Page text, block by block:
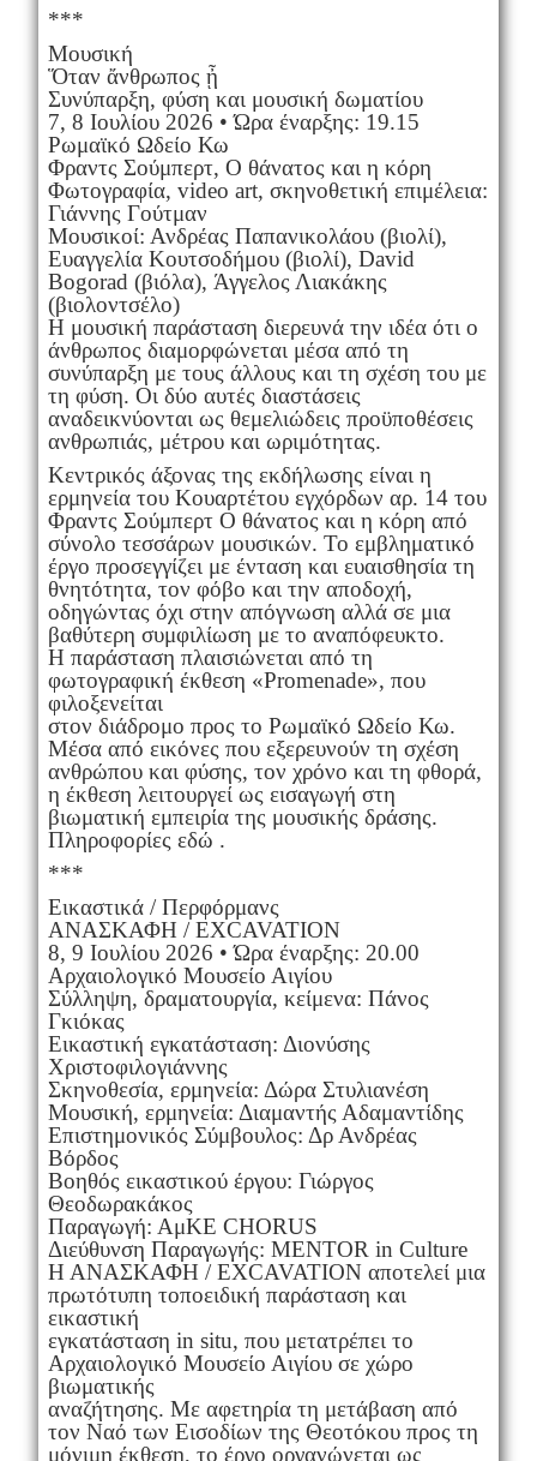
***
Μουσική
Ὅταν ἄνθρωπος ᾖ
Συνύπαρξη, φύση και μουσική δωματίου
7, 8 Ιουλίου 2026 • Ώρα έναρξης: 19.15
Ρωμαϊκό Ωδείο Κω
Φραντς Σούμπερτ, Ο θάνατος και η κόρη
Φωτογραφία, video art, σκηνοθετική επιμέλεια:
Γιάννης Γούτμαν
Μουσικοί: Ανδρέας Παπανικολάου (βιολί),
Ευαγγελία Κουτσοδήμου (βιολί), David
Bogorad (βιόλα), Άγγελος Λιακάκης
(βιολοντσέλο)
Η μουσική παράσταση διερευνά την ιδέα ότι ο
άνθρωπος διαμορφώνεται μέσα από τη
συνύπαρξη με τους άλλους και τη σχέση του με
τη φύση. Οι δύο αυτές διαστάσεις
αναδεικνύονται ως θεμελιώδεις προϋποθέσεις
ανθρωπιάς, μέτρου και ωριμότητας.
Κεντρικός άξονας της εκδήλωσης είναι η
ερμηνεία του Κουαρτέτου εγχόρδων αρ. 14 του
Φραντς Σούμπερτ Ο θάνατος και η κόρη από
σύνολο τεσσάρων μουσικών. Το εμβληματικό
έργο προσεγγίζει με ένταση και ευαισθησία τη
θνητότητα, τον φόβο και την αποδοχή,
οδηγώντας όχι στην απόγνωση αλλά σε μια
βαθύτερη συμφιλίωση με το αναπόφευκτο.
Η παράσταση πλαισιώνεται από τη
φωτογραφική έκθεση «Promenade», που
φιλοξενείται
στον διάδρομο προς το Ρωμαϊκό Ωδείο Κω.
Μέσα από εικόνες που εξερευνούν τη σχέση
ανθρώπου και φύσης, τον χρόνο και τη φθορά,
η έκθεση λειτουργεί ως εισαγωγή στη
βιωματική εμπειρία της μουσικής δράσης.
Πληροφορίες εδώ .
***
Εικαστικά / Περφόρμανς
ΑΝΑΣΚΑΦΗ / EXCAVATION
8, 9 Ιουλίου 2026 • Ώρα έναρξης: 20.00
Αρχαιολογικό Μουσείο Αιγίου
Σύλληψη, δραματουργία, κείμενα: Πάνος
Γκιόκας
Εικαστική εγκατάσταση: Διονύσης
Χριστοφιλογιάννης
Σκηνοθεσία, ερμηνεία: Δώρα Στυλιανέση
Μουσική, ερμηνεία: Διαμαντής Αδαμαντίδης
Επιστημονικός Σύμβουλος: Δρ Ανδρέας
Βόρδος
Βοηθός εικαστικού έργου: Γιώργος
Θεοδωρακάκος
Παραγωγή: ΑμΚΕ CHORUS
Διεύθυνση Παραγωγής: MENTOR in Culture
Η ΑΝΑΣΚΑΦΗ / EXCAVATION αποτελεί μια
πρωτότυπη τοποειδική παράσταση και
εικαστική
εγκατάσταση in situ, που μετατρέπει το
Αρχαιολογικό Μουσείο Αιγίου σε χώρο
βιωματικής
αναζήτησης. Με αφετηρία τη μετάβαση από
τον Ναό των Εισοδίων της Θεοτόκου προς τη
μόνιμη έκθεση, το έργο οργανώνεται ως